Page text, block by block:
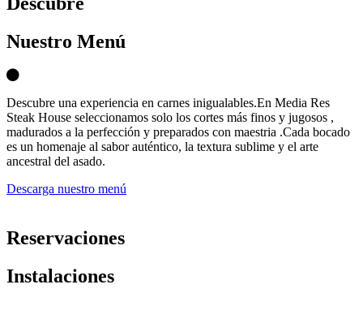
Nuestro Menú
Descubre una experiencia en carnes inigualables.En Media Res
Steak House seleccionamos solo los cortes más finos y jugosos ,
madurados a la perfección y preparados con maestria .Cada bocado
es un homenaje al sabor auténtico, la textura sublime y el arte
ancestral del asado.
Descarga nuestro menú
Reservaciones
Instalaciones